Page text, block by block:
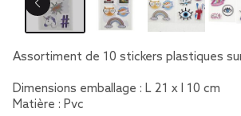
Assortiment de 10 stickers plastiques
Dimensions emballage : L 21 x l 10 cm
Matière : Pvc